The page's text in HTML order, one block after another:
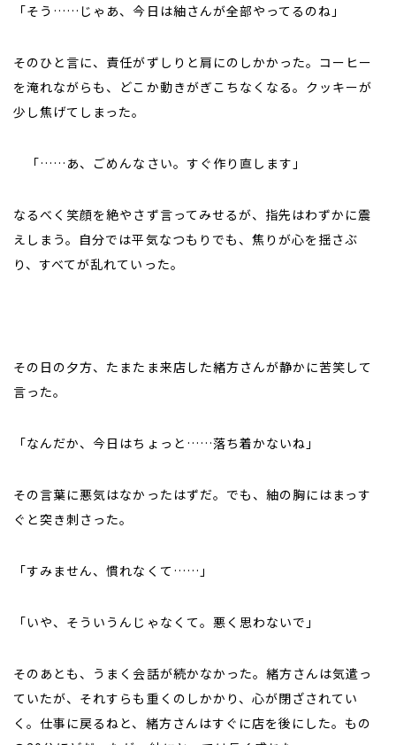
「そう……じゃあ、今日は紬さんが全部やってるのね」
そのひと言に、責任がずしりと肩にのしかかった。コーヒー
を淹れながらも、どこか動きがぎこちなくなる。クッキーが
少し焦げてしまった。
「……あ、ごめんなさい。すぐ作り直します」
なるべく笑顔を絶やさず言ってみせるが、指先はわずかに震
えしまう。自分では平気なつもりでも、焦りが心を揺さぶ
り、すべてが乱れていった。
その日の夕方、たまたま来店した緒方さんが静かに苦笑して
言った。
「なんだか、今日はちょっと……落ち着かないね」
その言葉に悪気はなかったはずだ。でも、紬の胸にはまっす
ぐと突き刺さった。
「すみません、慣れなくて……」
「いや、そういうんじゃなくて。悪く思わないで」
そのあとも、うまく会話が続かなかった。緒方さんは気遣っ
ていたが、それすらも重くのしかかり、心が閉ざされてい
く。仕事に戻るねと、緒方さんはすぐに店を後にした。もの